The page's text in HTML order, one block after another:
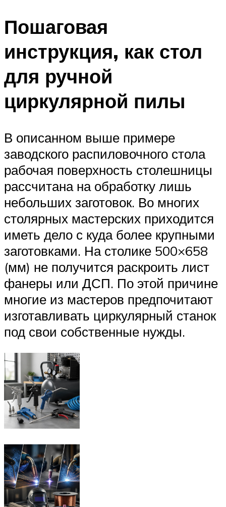
Пошаговая
инструкция, как стол
для ручной
циркулярной пилы
В описанном выше примере
заводского распиловочного стола
рабочая поверхность столешницы
рассчитана на обработку лишь
небольших заготовок. Во многих
столярных мастерских приходится
иметь дело с куда более крупными
заготовками. На столике 500×658
(мм) не получится раскроить лист
фанеры или ДСП. По этой причине
многие из мастеров предпочитают
изготавливать циркулярный станок
под свои собственные нужды.